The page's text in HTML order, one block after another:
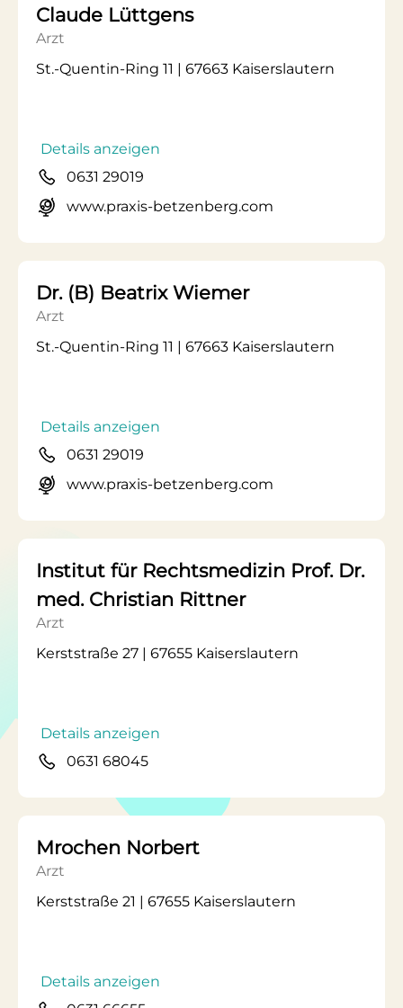
Claude Lüttgens
Arzt
St.-Quentin-Ring 11 | 67663 Kaiserslautern
Details anzeigen
0631 29019
www.praxis-betzenberg.com
Dr. (B) Beatrix Wiemer
Arzt
St.-Quentin-Ring 11 | 67663 Kaiserslautern
Details anzeigen
0631 29019
www.praxis-betzenberg.com
Institut für Rechtsmedizin Prof. Dr.
med. Christian Rittner
Arzt
Kerststraße 27 | 67655 Kaiserslautern
Details anzeigen
0631 68045
Mrochen Norbert
Arzt
Kerststraße 21 | 67655 Kaiserslautern
Details anzeigen